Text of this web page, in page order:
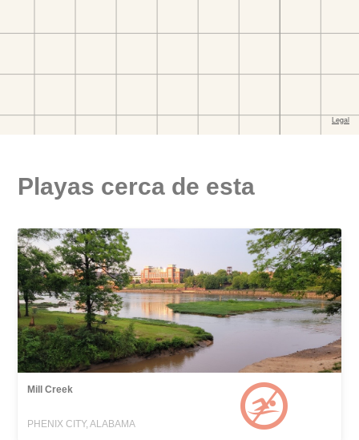
Playas cerca de esta
Mill Creek
PHENIX CITY, ALABAMA